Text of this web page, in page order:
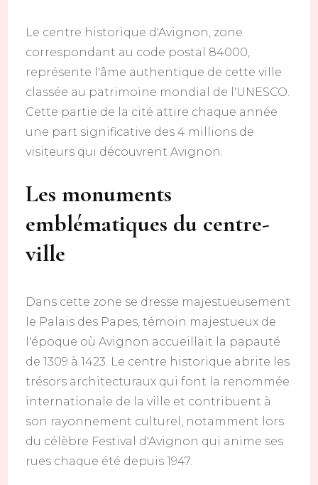
Le centre historique d'Avignon, zone
correspondant au code postal 84000,
représente l'âme authentique de cette ville
classée au patrimoine mondial de l'UNESCO.
Cette partie de la cité attire chaque année
une part significative des 4 millions de
visiteurs qui découvrent Avignon.
Les monuments
emblématiques du centre-
ville
Dans cette zone se dresse majestueusement
le Palais des Papes, témoin majestueux de
l'époque où Avignon accueillait la papauté
de 1309 à 1423. Le centre historique abrite les
trésors architecturaux qui font la renommée
internationale de la ville et contribuent à
son rayonnement culturel, notamment lors
du célèbre Festival d'Avignon qui anime ses
rues chaque été depuis 1947.